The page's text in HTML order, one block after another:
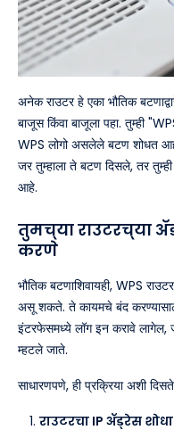
अनेक राउटर हे एका भौतिक
बाजूस किंवा बाजूला पहा. तुम्ही
WPS लोगो असलेले बटण शोधत
जर तुम्हाला ते बटण दिसले, तर
आहे.
तुमच्या राउटरच्या
करणे
भौतिक बटणाशिवायही, WPS
असू शकते. ते कायमचे बंद
इंटरफेसमध्ये लॉग इन करावे लागेल,
म्हटले जाते.
साधारणपणे, ही प्रक्रिया अशी
राउटरचा IP ॲड्रेस